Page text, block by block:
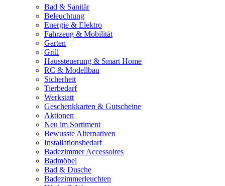
Bad & Sanitär
Beleuchtung
Energie & Elektro
Fahrzeug & Mobilität
Garten
Grill
Haussteuerung & Smart Home
RC & Modellbau
Sicherheit
Tierbedarf
Werkstatt
Geschenkkarten & Gutscheine
Aktionen
Neu im Sortiment
Bewusste Alternativen
Installationsbedarf
Badezimmer Accessoires
Badmöbel
Bad & Dusche
Badezimmerleuchten